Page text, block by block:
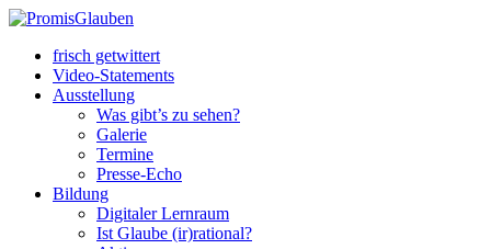
frisch getwittert
Video-Statements
Ausstellung
Was gibt’s zu sehen?
Galerie
Termine
Presse-Echo
Bildung
Digitaler Lernraum
Ist Glaube (ir)rational?